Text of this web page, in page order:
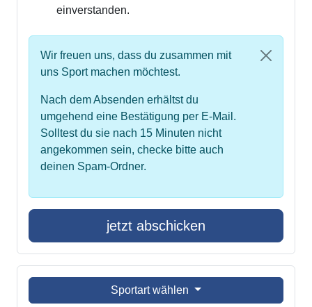
einverstanden.
Wir freuen uns, dass du zusammen mit
uns Sport machen möchtest.
Nach dem Absenden erhältst du
umgehend eine Bestätigung per E-Mail.
Solltest du sie nach 15 Minuten nicht
angekommen sein, checke bitte auch
deinen Spam-Ordner.
jetzt abschicken
Sportart wählen